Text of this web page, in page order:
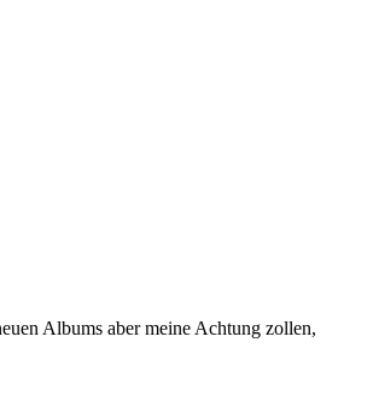
Albums aber meine Achtung zollen,